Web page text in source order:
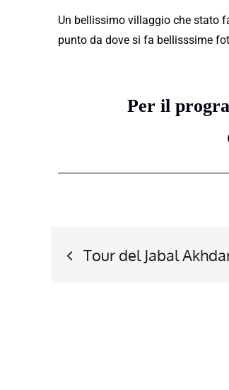
Un bellissimo villaggio che stato
punto da dove si fa bellisssime
Per il
Tour del Jabal